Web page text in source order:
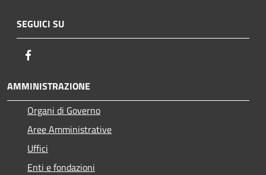
SEGUICI SU
AMMINISTRAZIONE
Organi di Governo
Aree Amministrative
Uffici
Enti e fondazioni